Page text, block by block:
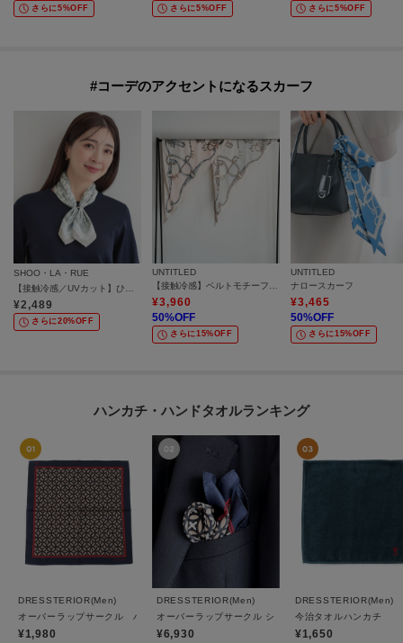
さらに5%OFF さらに5%OFF さらに5%OFF
#コーデのアクセントになるスカーフ
SHOO・LA・RUE
【接触冷感／UVカット】ひんやりワンタッチスカーフ
¥2,489
さらに20%OFF
UNTITLED
【接触冷感】ベルトモチーフ・トライアングルスカーフ
¥3,960
50%OFF
さらに15%OFF
UNTITLED
ナロースカーフ
¥3,465
50%OFF
さらに15%OFF
ハンカチ・ハンドタオルランキング
DRESSTERIOR(Men)
オーバーラップサークル ハンカチ・バンダナ
¥1,980
DRESSTERIOR(Men)
オーバーラップサークル シルクスカーフ・ポケットチー
¥6,930
DRESSTERIOR(Men)
今治タオルハンカチ
¥1,650